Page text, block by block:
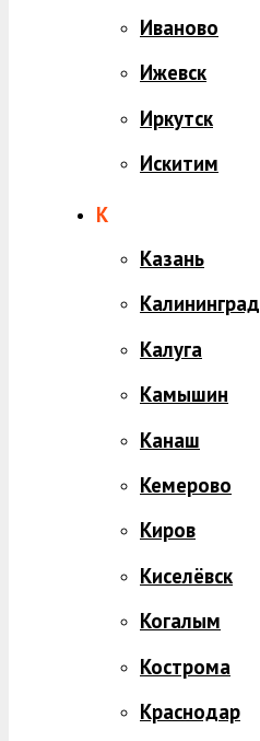
Иваново
Ижевск
Иркутск
Искитим
К
Казань
Калининград
Калуга
Камышин
Канаш
Кемерово
Киров
Киселёвск
Когалым
Кострома
Краснодар